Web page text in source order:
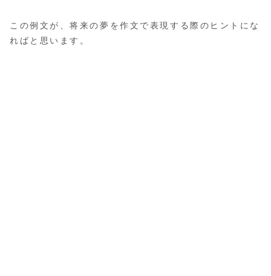
この例文が、将来の夢を作文で表現する際のヒントにな
ればと思います。